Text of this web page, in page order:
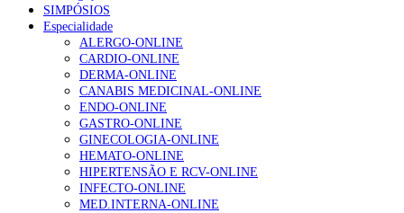
Enfermagem Forense. “Da urgência ao tribunal, cada
gesto conta e cada profissional faz a diferença”
202 visualizações
Alguns milhares de utentes podem ficar sem médico de
família com nova regras do registo, alerta associação
175 visualizações
SIMPÓSIOS
Especialidade
ALERGO-ONLINE
CARDIO-ONLINE
DERMA-ONLINE
CANABIS MEDICINAL-ONLINE
ENDO-ONLINE
GASTRO-ONLINE
GINECOLOGIA-ONLINE
HEMATO-ONLINE
HIPERTENSÃO E RCV-ONLINE
INFECTO-ONLINE
MED.INTERNA-ONLINE